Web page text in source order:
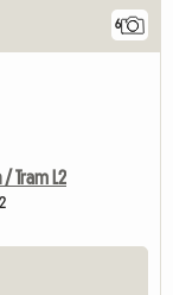
6
Tram L2